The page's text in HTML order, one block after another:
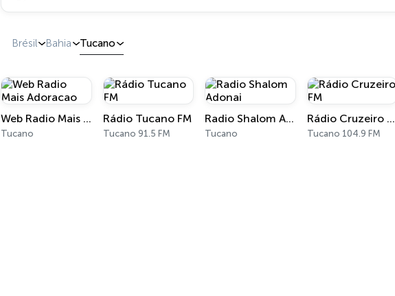
Brésil Bahia Tucano
Web Radio Mais Adoracao
Tucano
Rádio Tucano FM
Tucano 91.5 FM
Radio Shalom Adonai
Tucano
Rádio Cruzeiro FM
Tucano 104.9 FM